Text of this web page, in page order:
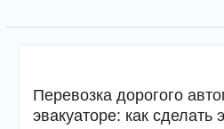
Перевозка дорогого
эвакуаторе: как сделать